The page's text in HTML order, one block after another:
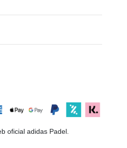
oficial adidas Padel.